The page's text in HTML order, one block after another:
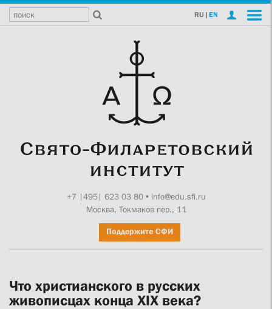
RU | EN
+7 |495| 623 03 80• info@edu.sfi.ru
Москва, Токмаков пер., 11
Поддержите СФИ
Что христианского в русских
живописцах конца XIX века?